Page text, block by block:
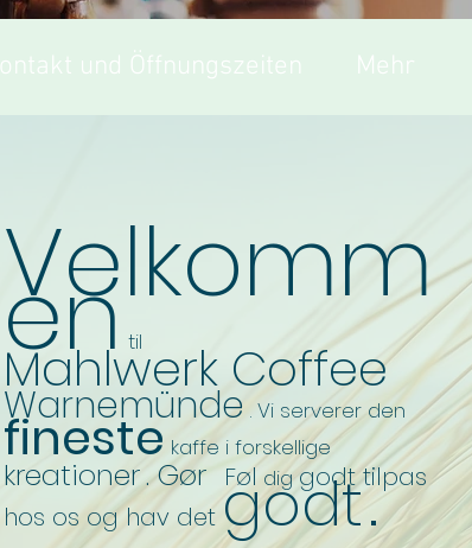
und Öffnungszeiten Mehr
Velkomm
en til
Mahlwerk Coffee
Warnemünde . Vi serverer den
fineste kaffe i forskellige
kreationer. Gør Føl dig godt tilpas
hos os og hav detgodt.